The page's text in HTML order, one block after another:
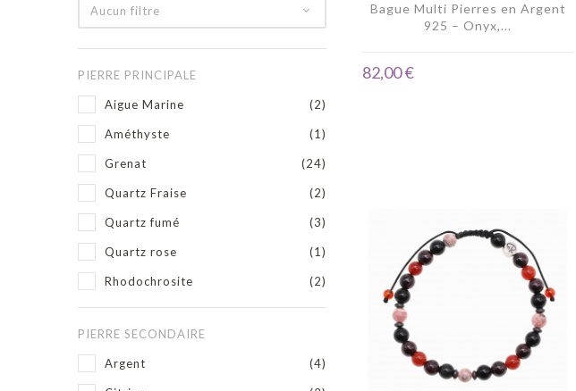
Aucun filtre
PIERRE PRINCIPALE
Aigue Marine (2)
Améthyste (1)
Grenat (24)
Quartz Fraise (2)
Quartz fumé (3)
Quartz rose (1)
Rhodochrosite (2)
PIERRE SECONDAIRE
Argent (4)
Bague Multi Pierres en Argent
925 – Onyx,...
82,00 €